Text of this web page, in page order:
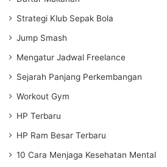
Strategi Klub Sepak Bola
Jump Smash
Mengatur Jadwal Freelance
Sejarah Panjang Perkembangan
Workout Gym
HP Terbaru
HP Ram Besar Terbaru
10 Cara Menjaga Kesehatan Mental